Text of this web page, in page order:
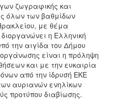
ζωγραφικής και
όλων των βαθμίδων
με θέμα
η Ελληνική
την αιγίδα του Δήμου
είναι η πρόληψη
και με την ευκαιρία
από την ίδρυσή ΕΚΕ
αυριανών ενηλίκων
προτύπου διαβίωσης.